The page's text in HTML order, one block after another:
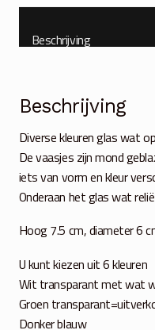
Beschrijving
Beschrijving
Diverse kleuren glas wat
De vaasjes zijn mond
iets van vorm en kleur
Onderaan het glas wat
Hoog 7.5 cm, diameter 6
U kunt kiezen uit 6 kleuren
Wit transparant met wat
Groen
Donker blauw